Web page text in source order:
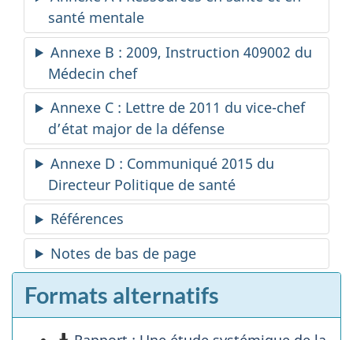
santé mentale
Annexe B : 2009, Instruction 409002 du
Médecin chef
Annexe C : Lettre de 2011 du vice-chef
d’état major de la défense
Annexe D : Communiqué 2015 du
Directeur Politique de santé
Références
Notes de bas de page
Formats alternatifs